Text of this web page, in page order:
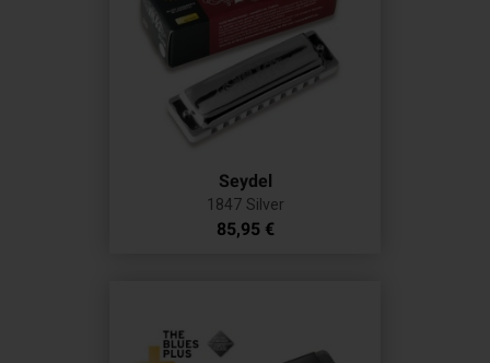
Seydel
1847 Silver
Prix
85,95 €